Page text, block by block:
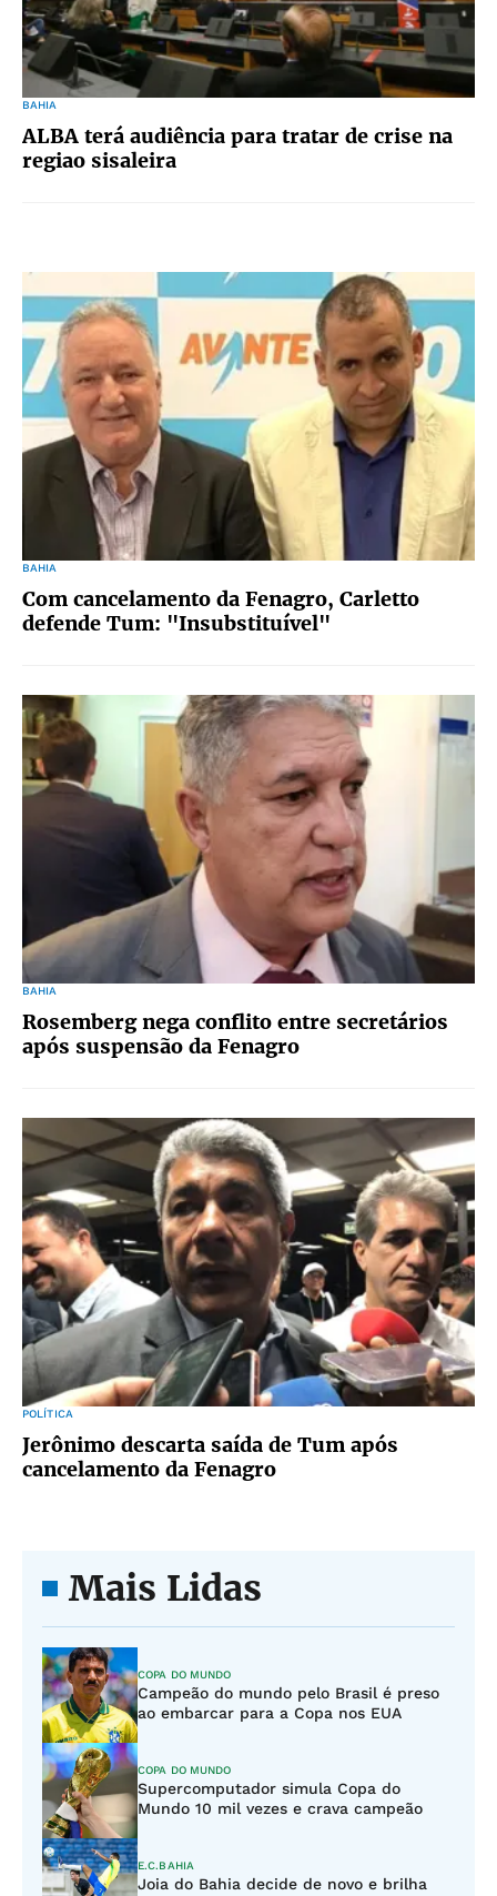
BAHIA
ALBA terá audiência para tratar de crise na
regiao sisaleira
BAHIA
Com cancelamento da Fenagro, Carletto
defende Tum: "Insubstituível"
BAHIA
Rosemberg nega conflito entre secretários
após suspensão da Fenagro
POLÍTICA
Jerônimo descarta saída de Tum após
cancelamento da Fenagro
Mais Lidas
COPA DO MUNDO
Campeão do mundo pelo Brasil é preso
ao embarcar para a Copa nos EUA
COPA DO MUNDO
Supercomputador simula Copa do
Mundo 10 mil vezes e crava campeão
E.C.BAHIA
Joia do Bahia decide de novo e brilha